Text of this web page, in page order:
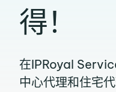
得！
在IPRoyal
中心代理和住宅